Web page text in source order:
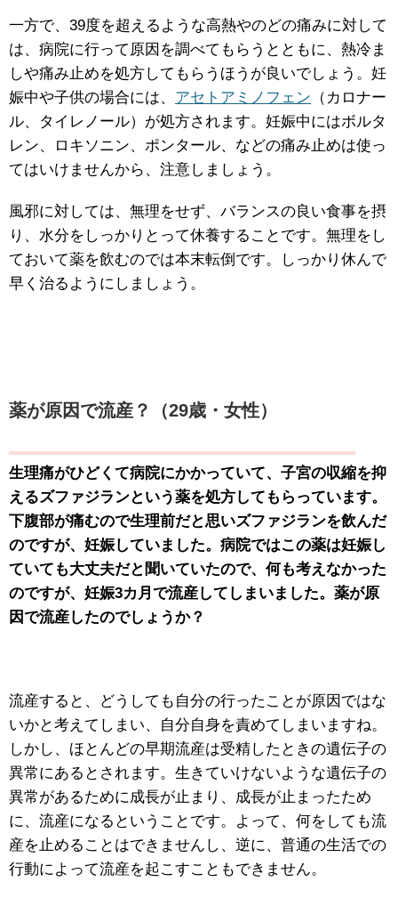
一方で、39度を超えるような高熱やのどの痛みに対して
は、病院に行って原因を調べてもらうとともに、熱冷ま
しや痛み止めを処方してもらうほうが良いでしょう。妊
娠中や子供の場合には、 アセトアミノフェン （カロナー
ル、タイレノール）が処方されます。妊娠中にはボルタ
レン、ロキソニン、ポンタール、などの痛み止めは使っ
てはいけませんから、注意しましょう。
風邪に対しては、無理をせず、バランスの良い食事を摂
り、水分をしっかりとって休養することです。無理をし
ておいて薬を飲むのでは本末転倒です。しっかり休んで
早く治るようにしましょう。
薬が原因で流産？（29歳・女性）
生理痛がひどくて病院にかかっていて、子宮の収縮を抑
えるズファジランという薬を処方してもらっています。
下腹部が痛むので生理前だと思いズファジランを飲んだ
のですが、妊娠していました。病院ではこの薬は妊娠し
ていても大丈夫だと聞いていたので、何も考えなかった
のですが、妊娠3カ月で流産してしまいました。薬が原
因で流産したのでしょうか？
流産すると、どうしても自分の行ったことが原因ではな
いかと考えてしまい、自分自身を責めてしまいますね。
しかし、ほとんどの早期流産は受精したときの遺伝子の
異常にあるとされます。生きていけないような遺伝子の
異常があるために成長が止まり、成長が止まったため
に、流産になるということです。よって、何をしても流
産を止めることはできませんし、逆に、普通の生活での
行動によって流産を起こすこともできません。